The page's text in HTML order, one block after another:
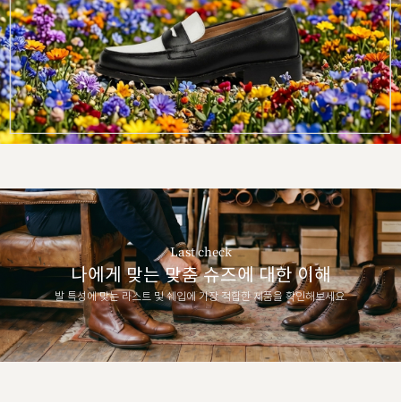
Last check
나에게 맞는 맞춤 슈즈에 대한 이해
발 특성에 맞는 라스트 및 쉐입에 가장 적합한 제품을 확인해보세요.